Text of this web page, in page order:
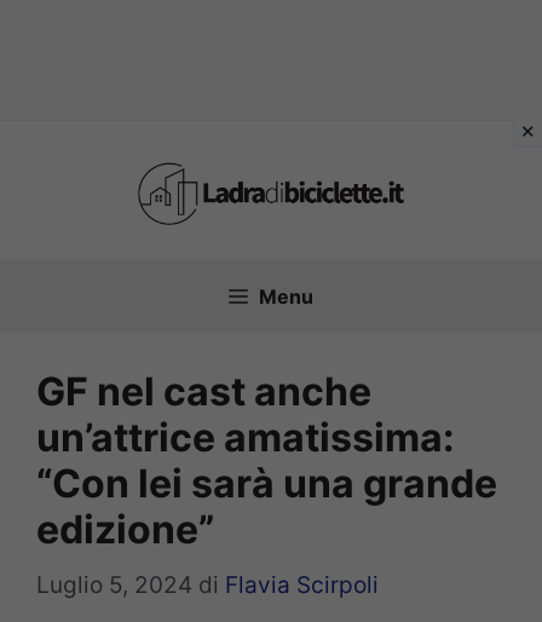
Menu
GF nel cast anche
un’attrice amatissima:
“Con lei sarà una grande
edizione”
Luglio 5, 2024 di Flavia Scirpoli